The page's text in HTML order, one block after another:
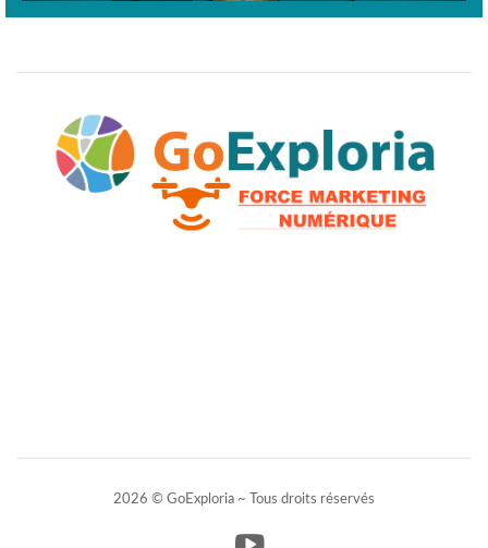
2026 © GoExploria ~ Tous droits réservés